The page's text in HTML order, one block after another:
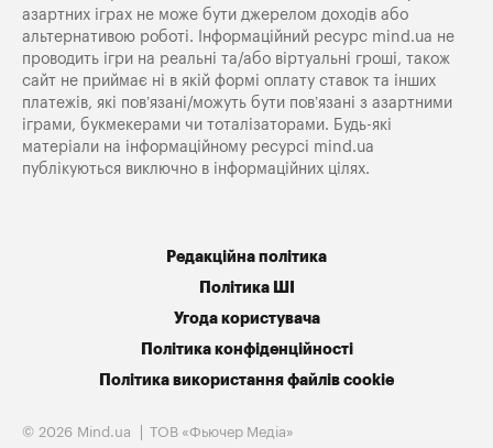
азартних іграх не може бути джерелом доходів або
альтернативою роботі. Інформаційний ресурс mind.ua не
проводить ігри на реальні та/або віртуальні гроші, також
сайт не приймає ні в якій формі оплату ставок та інших
платежів, які пов’язані/можуть бути пов’язані з азартними
іграми, букмекерами чи тоталізаторами. Будь-які
матеріали на інформаційному ресурсі mind.ua
публікуються виключно в інформаційних цілях.
Редакційна політика
Політика ШІ
Угода користувача
Політика конфіденційності
Політика використання файлів cookie
© 2026 Mind.ua ТОВ «Фьючер Медiа»